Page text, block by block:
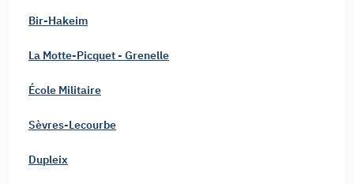
Bir-Hakeim
La Motte-Picquet - Grenelle
École Militaire
Sèvres-Lecourbe
Dupleix